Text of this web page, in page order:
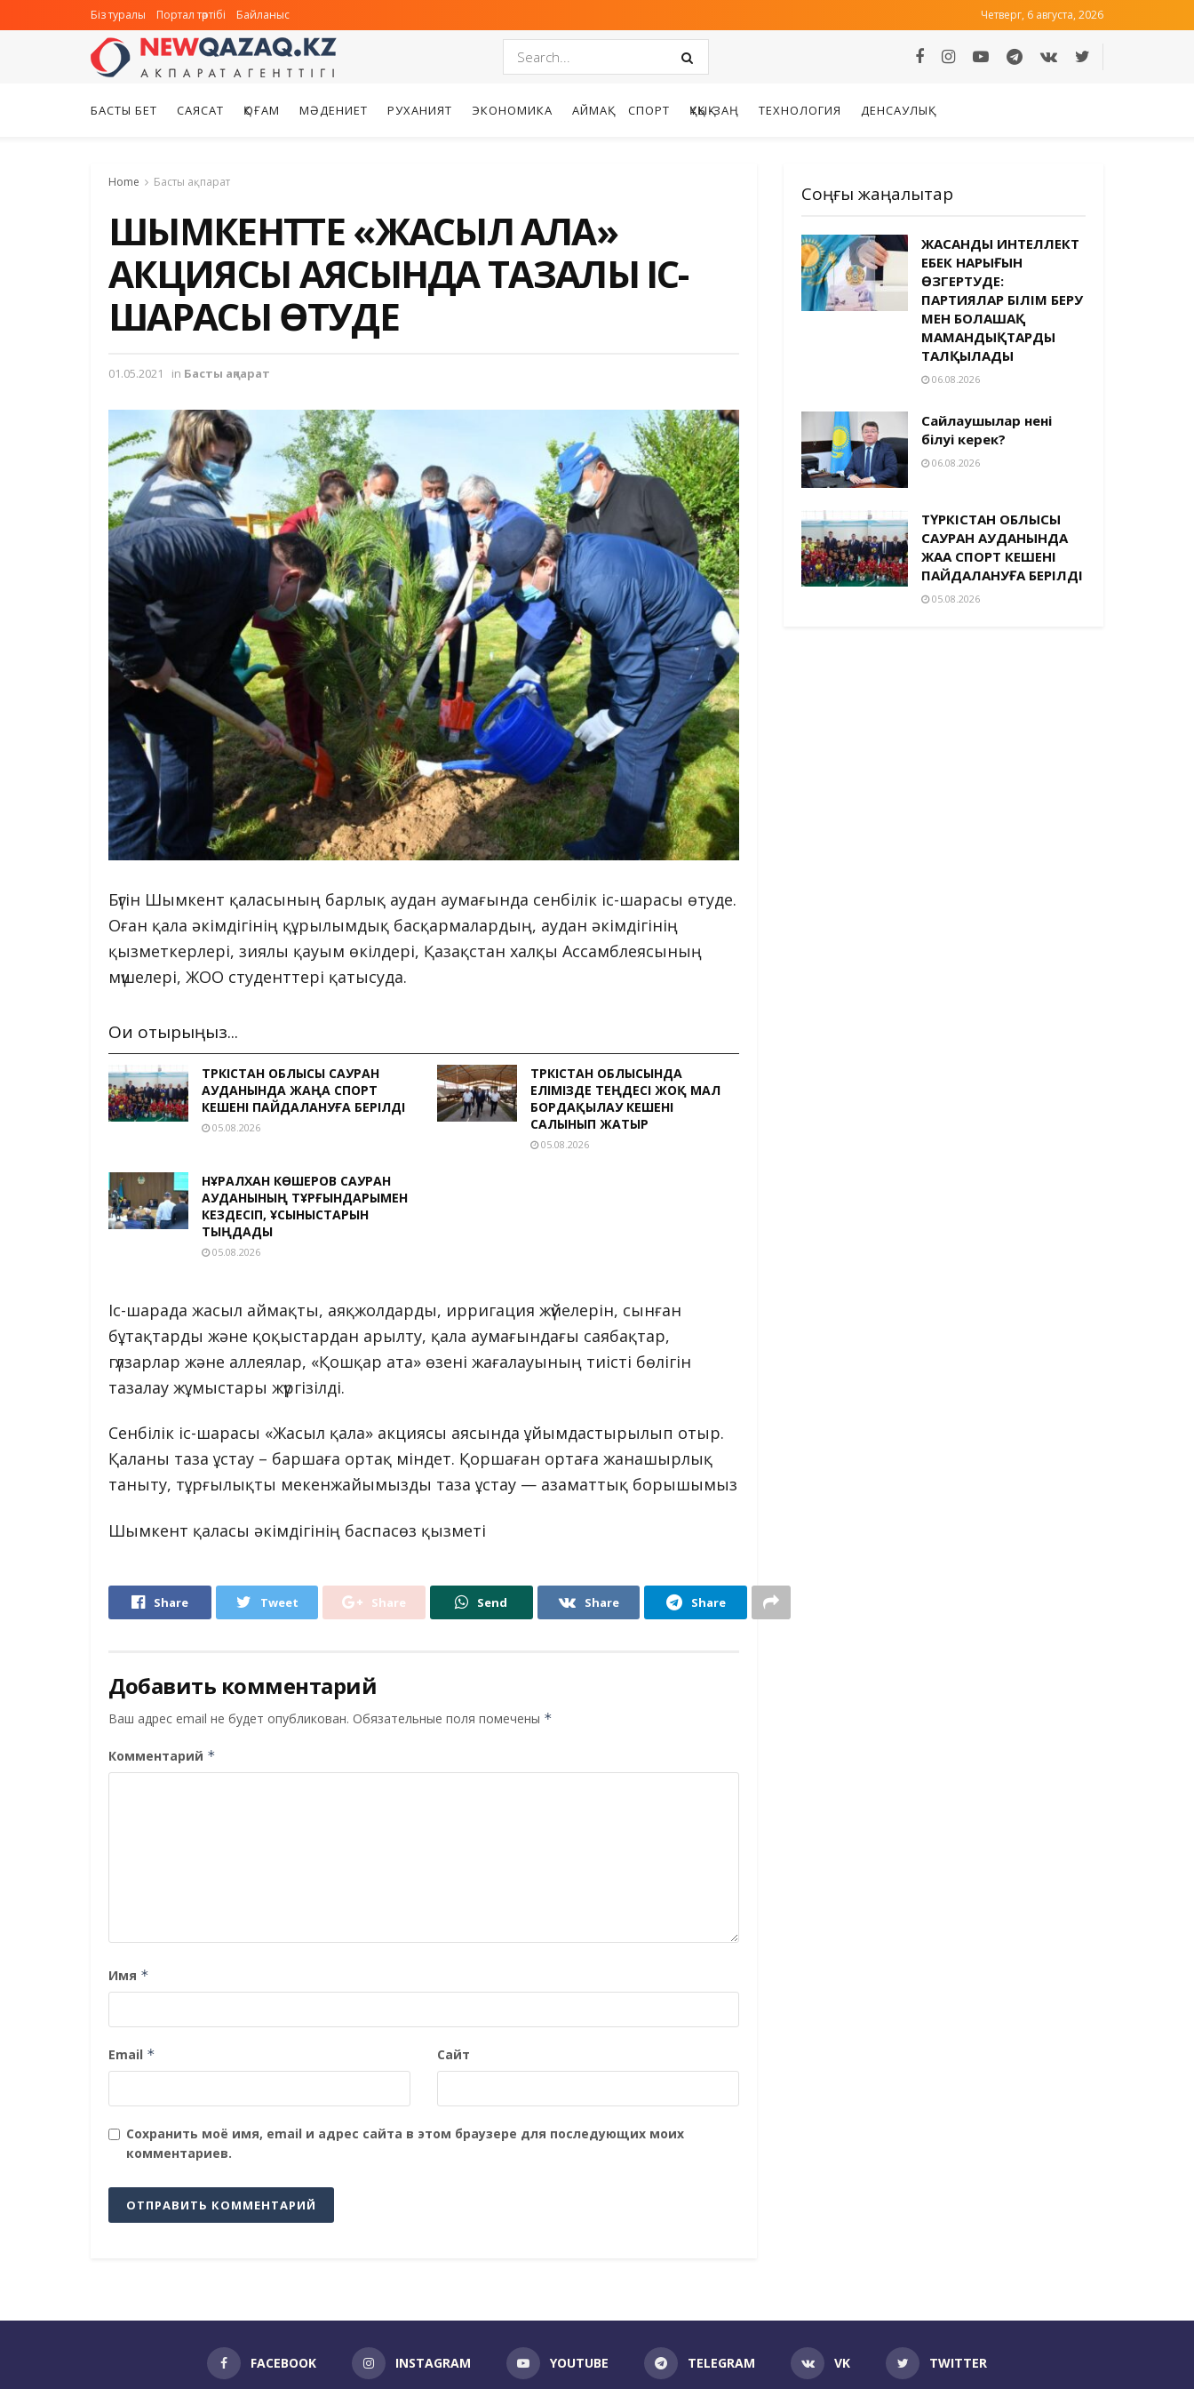
Біз туралы Портал тәртібі Байланыс Четверг, 6 августа, 2026
БАСТЫ БЕТ САЯСАТ ҚОҒАМ МӘДЕНИЕТ РУХАНИЯТ ЭКОНОМИКА АЙМАҚ СПОРТ ҚҰҚЫҚ-ЗАҢ ТЕХНОЛОГИЯ ДЕНСАУЛЫҚ
Home Басты ақпарат
ШЫМКЕНТТЕ «ЖАСЫЛ ҚАЛА»
АКЦИЯСЫ АЯСЫНДА ТАЗАЛЫҚ ІС-
ШАРАСЫ ӨТУДЕ
01.05.2021 in Басты ақпарат
Бүгін Шымкент қаласының барлық аудан аумағында сенбілік іс-шарасы өтуде.
Оған қала әкімдігінің құрылымдық басқармалардың, аудан әкімдігінің
қызметкерлері, зиялы қауым өкілдері, Қазақстан халқы Ассамблеясының
мүшелері, ЖОО студенттері қатысуда.
Оқи отырыңыз...
ТҮРКІСТАН ОБЛЫСЫ САУРАН
АУДАНЫНДА ЖАҢА СПОРТ
КЕШЕНІ ПАЙДАЛАНУҒА БЕРІЛДІ
05.08.2026
ТҮРКІСТАН ОБЛЫСЫНДА
ЕЛІМІЗДЕ ТЕҢДЕСІ ЖОҚ МАЛ
БОРДАҚЫЛАУ КЕШЕНІ
САЛЫНЫП ЖАТЫР
05.08.2026
НҰРАЛХАН КӨШЕРОВ САУРАН
АУДАНЫНЫҢ ТҰРҒЫНДАРЫМЕН
КЕЗДЕСІП, ҰСЫНЫСТАРЫН
ТЫҢДАДЫ
05.08.2026
Іс-шарада жасыл аймақты, аяқжолдарды, ирригация жүйелерін, сынған
бұтақтарды және қоқыстардан арылту, қала аумағындағы саябақтар,
гүлзарлар және аллеялар, «Қошқар ата» өзені жағалауының тиісті бөлігін
тазалау жұмыстары жүргізілді.
Сенбілік іс-шарасы «Жасыл қала» акциясы аясында ұйымдастырылып отыр.
Қаланы таза ұстау – баршаға ортақ міндет. Қоршаған ортаға жанашырлық
таныту, тұрғылықты мекенжайымызды таза ұстау — азаматтық борышымыз
Шымкент қаласы әкімдігінің баспасөз қызметі
Share Tweet Share Send Share Share
Добавить комментарий
Ваш адрес email не будет опубликован. Обязательные поля помечены *
Комментарий *
Имя *
Email * Сайт
Сохранить моё имя, email и адрес сайта в этом браузере для последующих моих
комментариев.
Соңғы жаңалықтар
ЖАСАНДЫ ИНТЕЛЛЕКТ
ЕҢБЕК НАРЫҒЫН
ӨЗГЕРТУДЕ:
ПАРТИЯЛАР БІЛІМ БЕРУ
МЕН БОЛАШАҚ
МАМАНДЫҚТАРДЫ
ТАЛҚЫЛАДЫ
06.08.2026
Сайлаушылар нені
білуі керек?
06.08.2026
ТҮРКІСТАН ОБЛЫСЫ
САУРАН АУДАНЫНДА
ЖАҢА СПОРТ КЕШЕНІ
ПАЙДАЛАНУҒА БЕРІЛДІ
05.08.2026
FACEBOOK INSTAGRAM YOUTUBE TELEGRAM VK TWITTER